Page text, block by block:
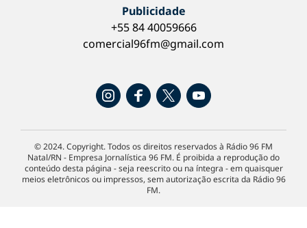
Publicidade
+55 84 40059666
comercial96fm@gmail.com
© 2024. Copyright. Todos os direitos reservados à Rádio 96 FM
Natal/RN - Empresa Jornalística 96 FM. É proibida a reprodução do
conteúdo desta página - seja reescrito ou na íntegra - em quaisquer
meios eletrônicos ou impressos, sem autorização escrita da Rádio 96
FM.